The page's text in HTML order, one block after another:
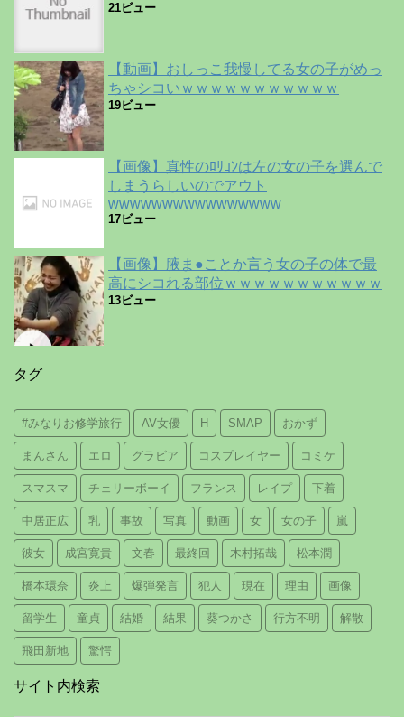
21ビュー
【動画】おしっこ我慢してる女の子がめっ
ちゃシコいｗｗｗｗｗｗｗｗｗｗｗ
19ビュー
【画像】真性のﾛﾘｺﾝは左の女の子を選んで
しまうらしいのでアウト
wwwwwwwwwwwwwwww
17ビュー
【画像】腋ま●ことか言う女の子の体で最
高にシコれる部位ｗｗｗｗｗｗｗｗｗｗｗ
13ビュー
タグ
#みなりお修学旅行 AV女優 H SMAP おかず
まんさん エロ グラビア コスプレイヤー コミケ
スマスマ チェリーボーイ フランス レイプ 下着
中居正広 乳 事故 写真 動画 女 女の子 嵐
彼女 成宮寛貴 文春 最終回 木村拓哉 松本潤
橋本環奈 炎上 爆弾発言 犯人 現在 理由 画像
留学生 童貞 結婚 結果 葵つかさ 行方不明 解散
飛田新地 驚愕
サイト内検索